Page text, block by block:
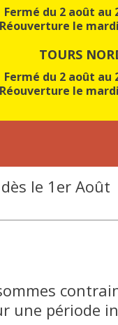
Fermé du 2 août au
Réouverture le
TOURS
Fermé du 2 août au
Réouverture le
le 1er Août
une période